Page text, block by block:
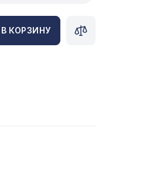
В КОРЗИНУ